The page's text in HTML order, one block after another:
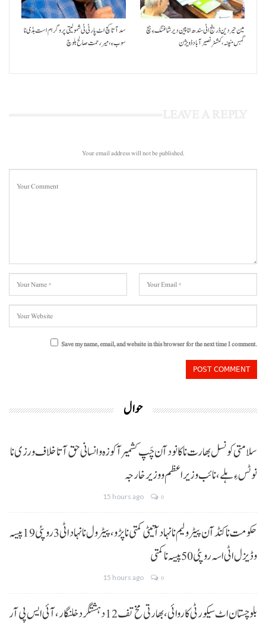
سد آتا کچ اٹ پارٹی ٹی شمولیتی پروگرام است بڈی نا
سوب ءِ،میر رحمت صالح بلوچ
مین حیردین ڈرینج اٹی سندھ انا پین دیر شاغنگ ءِ ہچ
گہس منپنہ،کمشنر نصیرآباد ڈویژن
Your email address will not be published.
Save my name, email, and website in this browser for the next time I comment.
حوال
سلامتی کونسل بھارت نا کانود آن چَپ کشمیر آ کوزہ و انسانی حق آتا خلاف ورزی نا
نوٹس ءِ ہلے،نائب وزیراعظم و وزیر خارجہ
15 hours ago 0
حکومت نا کنڈ آن پیٹرولیم نا نہاد آتیٹی کمتی نا پڑو،پیٹرول نا نہاد اٹی 3 روپئی 19 پیسہ
و ڈیزل اٹی اسہ روپئی 50 پیسہ نا کمتی
15 hours ago 0
بلوچستان اٹ سیکورٹی کاروائی، بھارتی مخ تف 12 دہشتگرد خلنگار،آئی ایس پی آر